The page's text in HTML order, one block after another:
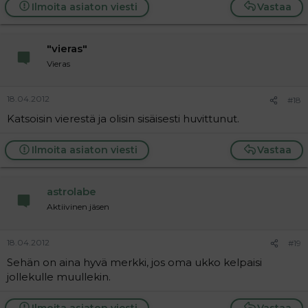
Vastaa
Ilmoita asiaton viesti
"vieras"
Vieras
18.04.2012 #18
Katsoisin vierestä ja olisin sisäisesti huvittunut.
Vastaa
Ilmoita asiaton viesti
astrolabe
Aktiivinen jäsen
18.04.2012 #19
Sehän on aina hyvä merkki, jos oma ukko kelpaisi
jollekulle muullekin.